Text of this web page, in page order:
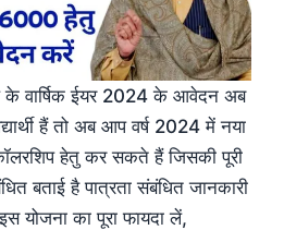
के वार्षिक ईयर 2024 के आवेदन अब
हैं तो अब आप वर्ष 2024 में नया
हेतु कर सकते हैं जिसकी पूरी
बताई है पात्रता संबंधित जानकारी
योजना का पूरा फायदा लें,